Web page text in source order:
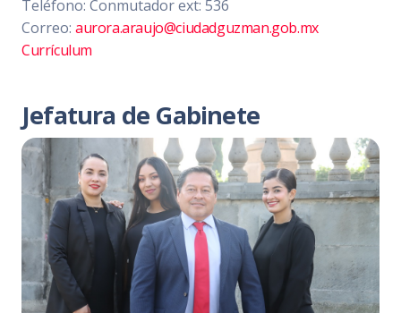
Teléfono: Conmutador ext: 536
Correo: aurora.araujo@ciudadguzman.gob.mx
Currículum
Jefatura de Gabinete